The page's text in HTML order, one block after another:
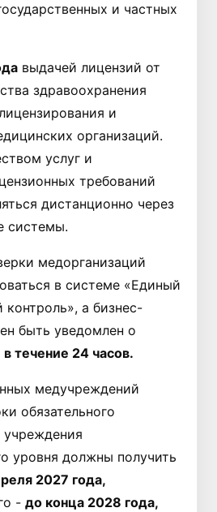
и частных
выдачей лицензий от
здравоохранения
и
организаций.
услуг и
требований
дистанционно через
системы.
медорганизаций
в системе «Единый
контроль», а бизнес-
быть уведомлен о
в течение 24 часов.
медучреждений
обязательного
учреждения
уровня должны получить
2027 года,
- до конца 2028 года,